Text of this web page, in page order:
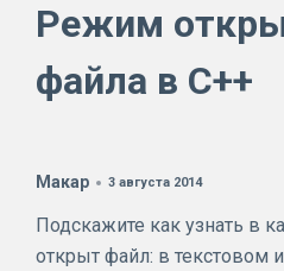
Режим
файла в C++
Макар 3 августа 2014
Подскажите как узнать в
открыт файл: в текстовом